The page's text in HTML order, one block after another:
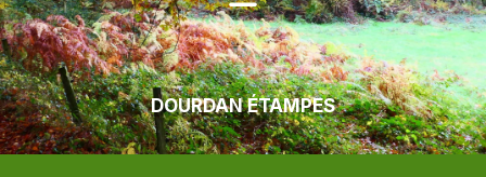
DOURDAN ÉTAMPES